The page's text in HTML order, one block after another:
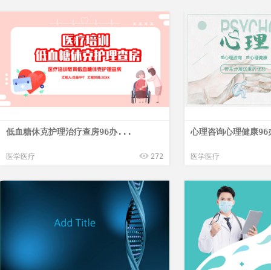
低血糖休克护理治疗查房96办...
医学医疗 272
心理咨询心理健康
医学医疗